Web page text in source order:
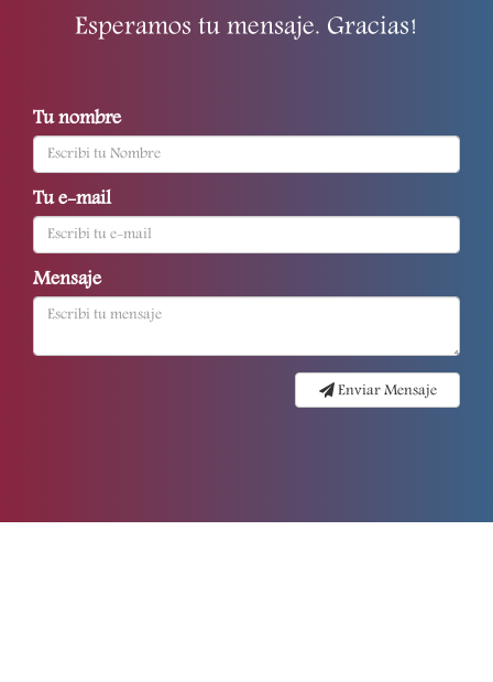
Esperamos tu mensaje. Gracias!
Tu nombre
Tu e-mail
Mensaje
Enviar Mensaje